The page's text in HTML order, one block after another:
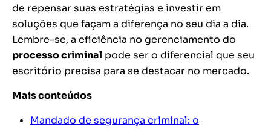
de repensar suas estratégias e investir em
soluções que façam a diferença no seu dia a dia.
Lembre-se, a eficiência no gerenciamento do
processo criminal pode ser o diferencial que seu
escritório precisa para se destacar no mercado.
Mais conteúdos
Mandado de segurança criminal: o